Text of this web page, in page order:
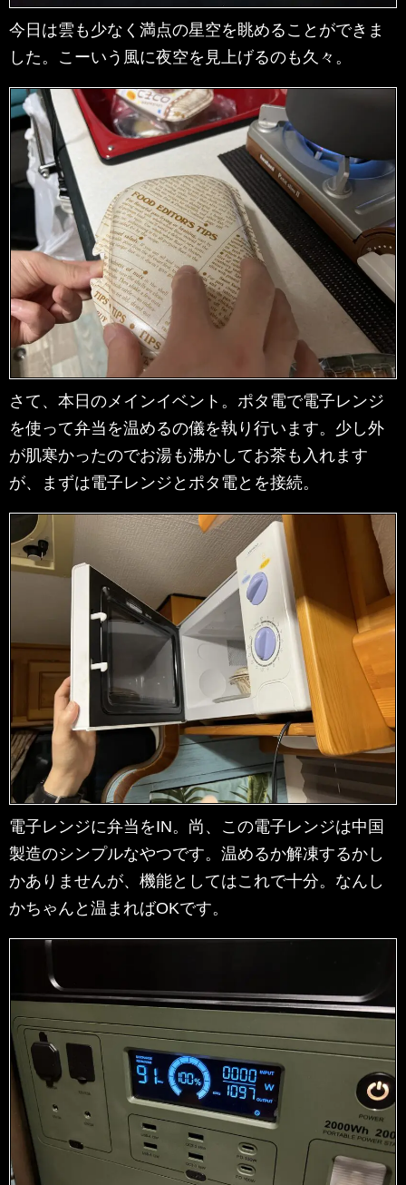
今日は雲も少なく満点の星空を眺めることができま
した。こーいう風に夜空を見上げるのも久々。
さて、本日のメインイベント。ポタ電で電子レンジ
を使って弁当を温めるの儀を執り行います。少し外
が肌寒かったのでお湯も沸かしてお茶も入れます
が、まずは電子レンジとポタ電とを接続。
電子レンジに弁当をIN。尚、この電子レンジは中国
製造のシンプルなやつです。温めるか解凍するかし
かありませんが、機能としてはこれで十分。なんし
かちゃんと温まればOKです。